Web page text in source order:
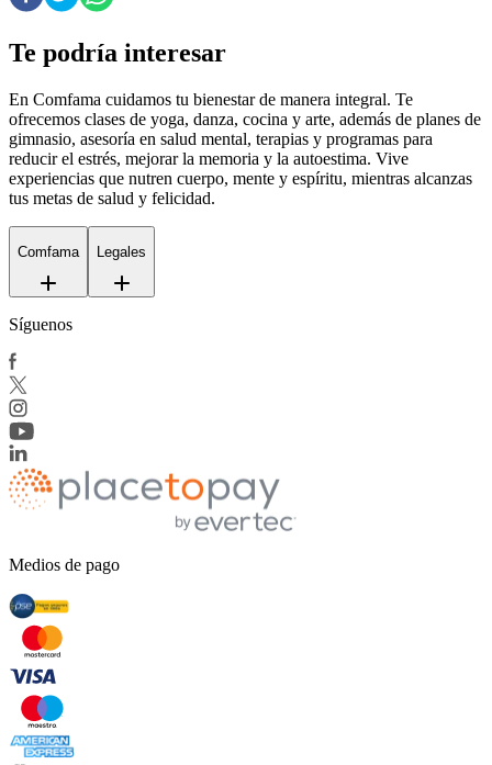
Te podría interesar
En Comfama cuidamos tu bienestar de manera integral. Te
ofrecemos clases de yoga, danza, cocina y arte, además de planes de
gimnasio, asesoría en salud mental, terapias y programas para
reducir el estrés, mejorar la memoria y la autoestima. Vive
experiencias que nutren cuerpo, mente y espíritu, mientras alcanzas
tus metas de salud y felicidad.
Comfama Legales
Síguenos
Medios de pago